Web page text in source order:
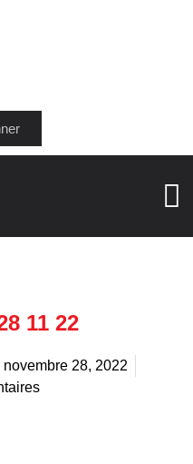
11 22
novembre 28, 2022